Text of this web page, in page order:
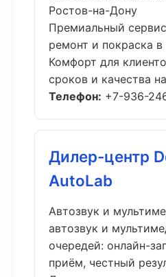
Ростов-на-Дону
Премиальный
ремонт и покраска
Комфорт для
сроков и качества
Телефон: +7-936-
Дилер-центр
AutoLab
Автозвук и
автозвук и
очередей: онлайн-
приём, честный